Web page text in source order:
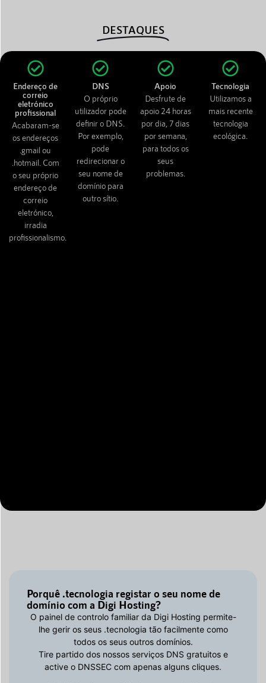
Endereço de
correio
eletrónico
profissional
Acabaram-se
os endereços
.gmail ou
.hotmail. Com
o seu próprio
endereço de
correio
eletrónico,
irradia
profissionalismo.
DNS
O próprio
utilizador pode
definir o DNS.
Por exemplo,
pode
redirecionar o
seu nome de
domínio para
outro sítio.
Apoio
Desfrute de
apoio 24 horas
por dia, 7 dias
por semana,
para todos os
seus
problemas.
Tecnologia
Utilizamos a
mais recente
tecnologia
ecológica.
DESTAQUES
Porquê .tecnologia registar o seu nome de
domínio com a Digi Hosting?
O painel de controlo familiar da Digi Hosting permite-
lhe gerir os seus .tecnologia tão facilmente como
todos os seus outros domínios.
Tire partido dos nossos serviços DNS gratuitos e
active o DNSSEC com apenas alguns cliques.